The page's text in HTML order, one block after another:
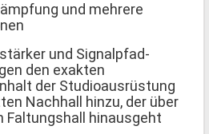
und mehrere
und Signalpfad-
den exakten
der Studioausrüstung
Nachhall hinzu, der über
Faltungshall hinausgeht